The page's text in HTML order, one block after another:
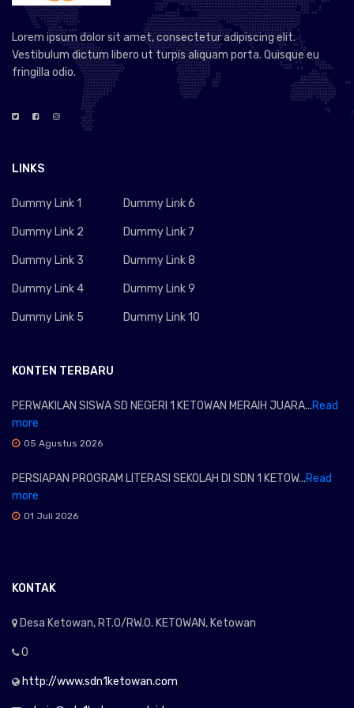
Lorem ipsum dolor sit amet, consectetur adipiscing elit.
Vestibulum dictum libero ut turpis aliquam porta. Quisque eu
fringilla odio.
LINKS
Dummy Link 1
Dummy Link 2
Dummy Link 3
Dummy Link 4
Dummy Link 5
Dummy Link 6
Dummy Link 7
Dummy Link 8
Dummy Link 9
Dummy Link 10
KONTEN TERBARU
PERWAKILAN SISWA SD NEGERI 1 KETOWAN MERAIH JUARA...Read
more
05 Agustus 2026
PERSIAPAN PROGRAM LITERASI SEKOLAH DI SDN 1 KETOW...Read
more
01 Juli 2026
KONTAK
Desa Ketowan, RT.0/RW.0. KETOWAN, Ketowan
0
http://www.sdn1ketowan.com